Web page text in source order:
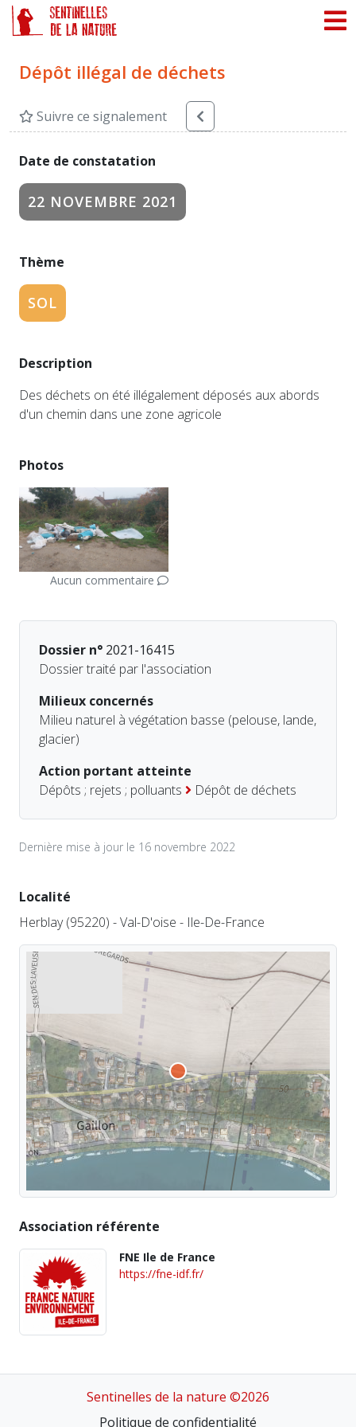
Dépôt illégal de déchets
Suivre ce signalement
Date de constatation
22 NOVEMBRE 2021
Thème
SOL
Description
Des déchets on été illégalement déposés aux abords
d'un chemin dans une zone agricole
Photos
Aucun commentaire
Dossier n° 2021-16415
Dossier traité par l'association
Milieux concernés
Milieu naturel à végétation basse (pelouse, lande,
glacier)
Action portant atteinte
Dépôts ; rejets ; polluants
Dépôt de déchets
Dernière mise à jour le 16 novembre 2022
Localité
Herblay (95220) - Val-D'oise - Ile-De-France
Association référente
FNE Ile de France
https://fne-idf.fr/
Sentinelles de la nature ©2026
Politique de confidentialité
Panneau de gestion des cookies